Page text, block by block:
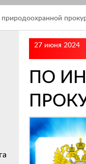
27 июня 2024
ПО